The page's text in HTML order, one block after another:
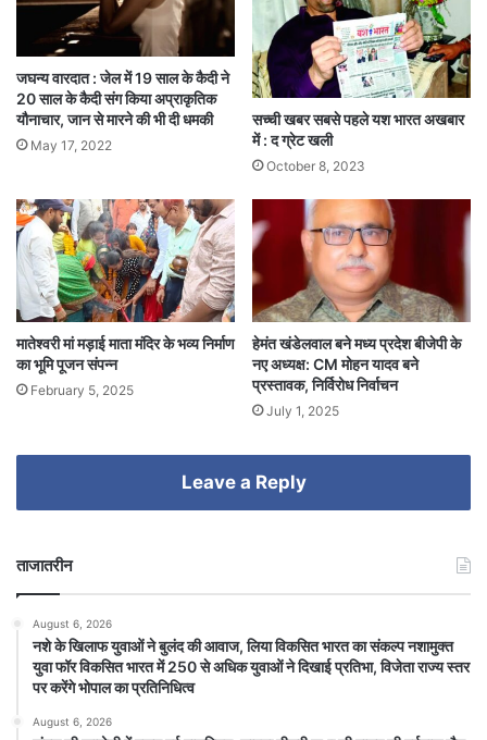
जघन्य वारदात : जेल में 19 साल के कैदी ने
20 साल के कैदी संग किया अप्राकृतिक
यौनाचार, जान से मारने की भी दी धमकी
May 17, 2022
सच्ची खबर सबसे पहले यश भारत अखबार
में : द ग्रेट खली
October 8, 2023
मातेश्वरी मां मड़ाई माता मंदिर के भव्य निर्माण
का भूमि पूजन संपन्न
February 5, 2025
हेमंत खंडेलवाल बने मध्य प्रदेश बीजेपी के
नए अध्यक्ष: CM मोहन यादव बने
प्रस्तावक, निर्विरोध निर्वाचन
July 1, 2025
Leave a Reply
ताजातरीन
August 6, 2026
नशे के खिलाफ युवाओं ने बुलंद की आवाज, लिया विकसित भारत का संकल्प नशामुक्त
युवा फॉर विकसित भारत में 250 से अधिक युवाओं ने दिखाई प्रतिभा, विजेता राज्य स्तर
पर करेंगे भोपाल का प्रतिनिधित्व
August 6, 2026